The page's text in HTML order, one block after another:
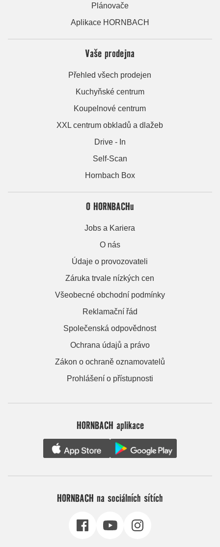
Plánovače
Aplikace HORNBACH
Vaše prodejna
Přehled všech prodejen
Kuchyňské centrum
Koupelnové centrum
XXL centrum obkladů a dlažeb
Drive - In
Self-Scan
Hornbach Box
O HORNBACHu
Jobs a Kariera
O nás
Údaje o provozovateli
Záruka trvale nízkých cen
Všeobecné obchodní podmínky
Reklamační řád
Společenská odpovědnost
Ochrana údajů a právo
Zákon o ochraně oznamovatelů
Prohlášení o přístupnosti
HORNBACH aplikace
HORNBACH na sociálních sítích